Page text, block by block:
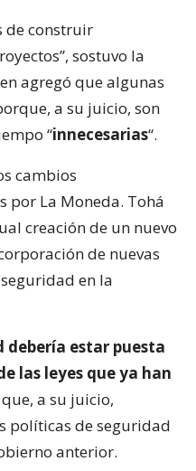
de construir
sostuvo la
agregó que algunas
a su juicio, son
“innecesarias“.
cambios
por La Moneda. Tohá
creación de un nuevo
de nuevas
en la
debería estar puesta
las leyes que ya han
a su juicio,
políticas de seguridad
anterior.